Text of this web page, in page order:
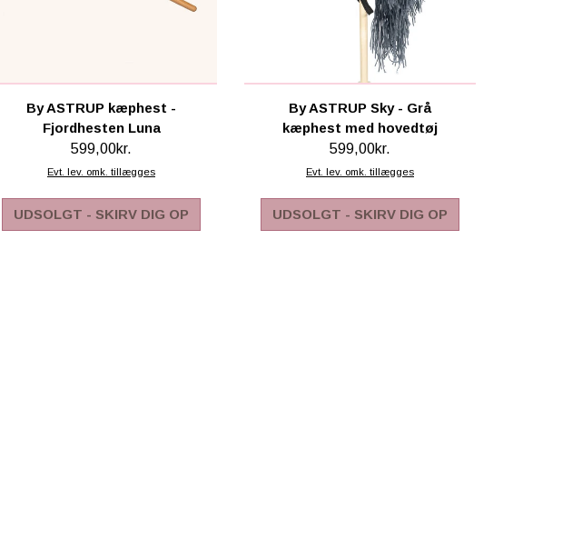
By ASTRUP kæphest -
Fjordhesten Luna
599,00kr.
Evt. lev. omk. tillægges
UDSOLGT - SKIRV DIG OP
By ASTRUP Sky - Grå
kæphest med hovedtøj
599,00kr.
Evt. lev. omk. tillægges
UDSOLGT - SKIRV DIG OP